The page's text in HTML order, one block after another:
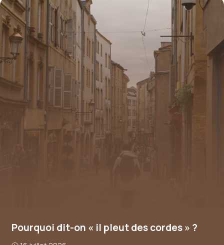
Pourquoi dit-on « il pleut des cordes » ?